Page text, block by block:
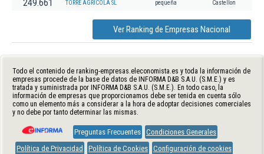
249.661 TORRE AGRICOLA SL pequeña Castellon
Ver Ranking de Empresas Nacional
Todo el contenido de ranking-empresas.eleconomista.es y toda la información de
empresas procede de la base de datos de INFORMA D&B S.A.U. (S.M.E.) y es
tratada y suministrada por INFORMA D&B S.A.U. (S.M.E.). En todo caso, la
información de empresas que proporcionamos debe ser tenida en cuenta sólo
como un elemento más a considerar a la hora de adoptar decisiones comerciales
y no debe por tanto determinar las mismas.
Preguntas Frecuentes Condiciones Generales
Política de Privacidad
Política de Cookies Configuración de cookies